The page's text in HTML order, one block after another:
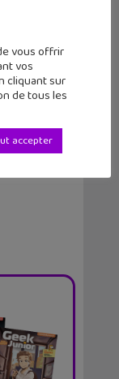
vous offrir
vos
cliquant sur
de tous les
accepter